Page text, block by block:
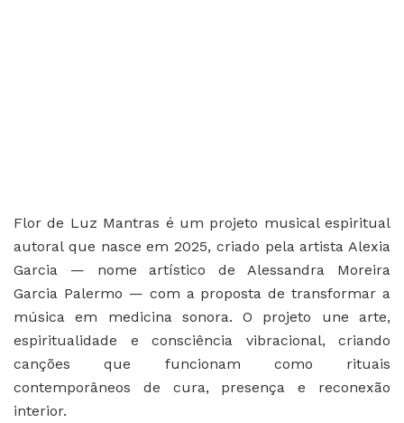
Flor de Luz Mantras é um projeto musical espiritual
autoral que nasce em 2025, criado pela artista Alexia
Garcia — nome artístico de Alessandra Moreira
Garcia Palermo — com a proposta de transformar a
música em medicina sonora. O projeto une arte,
espiritualidade e consciência vibracional, criando
canções que funcionam como rituais
contemporâneos de cura, presença e reconexão
interior.